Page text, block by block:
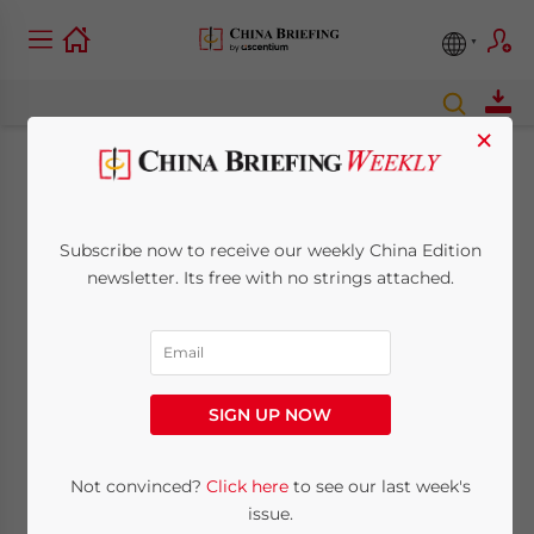
2015:
Zollsätze & neue
Visabestimmungen
March 14, 2015Posted byChina Briefing
×
Subscribe now to receive our weekly China Edition
newsletter. Its free with no strings attached.
SIGN UP NOW
Not convinced? Click hereto see our last week's
issue.